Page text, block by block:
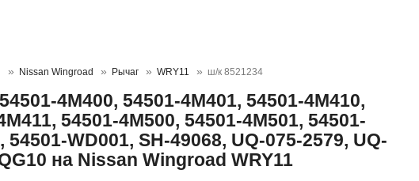
Nissan Wingroad Рычаг WRY11 ш/к 8521234
4M400, 54501-4M401, 54501-4M410,
54501-4M500, 54501-4M501, 54501-
54501-WD001, SH-49068, UQ-075-2579, UQ-
на Nissan Wingroad WRY11